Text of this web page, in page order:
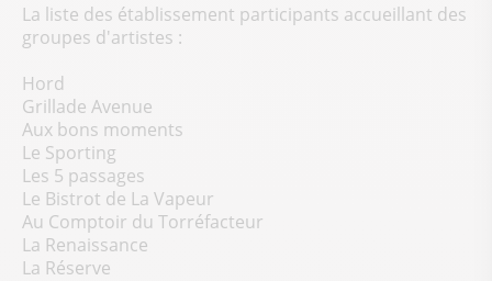
La liste des établissement participants accueillant des
groupes d'artistes :
Hord
Grillade Avenue
Aux bons moments
Le Sporting
Les 5 passages
Le Bistrot de La Vapeur
Au Comptoir du Torréfacteur
La Renaissance
La Réserve